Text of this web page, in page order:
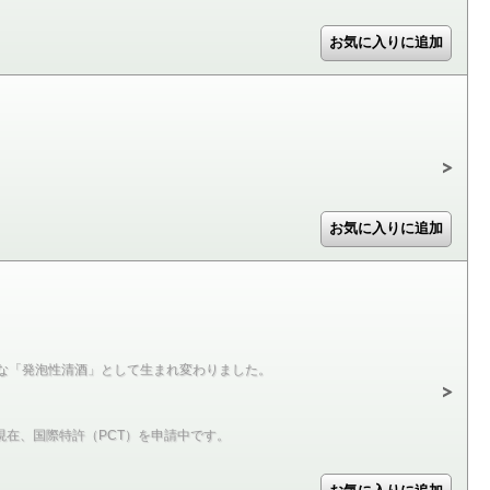
発泡性清酒」として生まれ変わりました。
、国際特許（PCT）を申請中です。